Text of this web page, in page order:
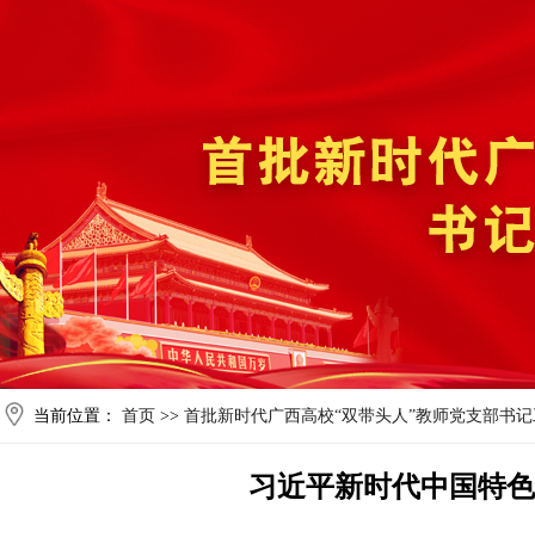
当前位置： 首页 >> 首批新时代广西高校“双带头人”教师党支部书
习近平新时代中国特